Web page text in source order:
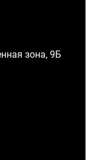
зона, 9Б